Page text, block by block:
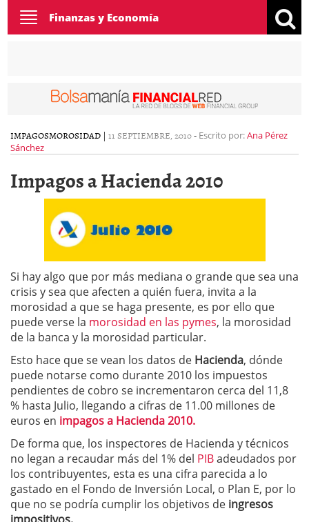
Toggle
navigation
Finanzas y Economía
IMPAGOSMOROSIDAD | 11 SEPTIEMBRE, 2010- Escrito por:Ana Pérez
Sánchez
Impagos a Hacienda 2010
Si hay algo que por más mediana o grande que sea una
crisis y sea que afecten a quién fuera, invita a la
morosidad a que se haga presente, es por ello que
puede verse la morosidad en las pymes, la morosidad
de la banca y la morosidad particular.
Esto hace que se vean los datos de Hacienda, dónde
puede notarse como durante 2010 los impuestos
pendientes de cobro se incrementaron cerca del 11,8
% hasta Julio, llegando a cifras de 11.00 millones de
euros en impagos a Hacienda 2010.
De forma que, los inspectores de Hacienda y técnicos
no legan a recaudar más del 1% del PIBadeudados por
los contribuyentes, esta es una cifra parecida a lo
gastado en el Fondo de Inversión Local, o Plan E, por lo
que no se podría cumplir los objetivos de ingresos